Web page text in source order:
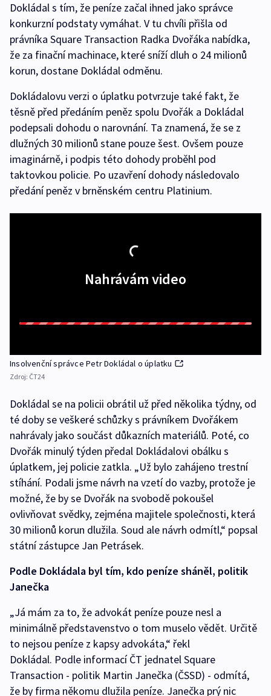
Dokládal s tím, že peníze začal ihned jako správce
konkurzní podstaty vymáhat. V tu chvíli přišla od
právníka Square Transaction Radka Dvořáka nabídka,
že za finační machinace, které sníží dluh o 24 milionů
korun, dostane Dokládal odměnu.
Dokládalovu verzi o úplatku potvrzuje také fakt, že
těsně před předáním peněz spolu Dvořák a Dokládal
podepsali dohodu o narovnání. Ta znamená, že se z
dlužných 30 milionů stane pouze šest. Ovšem pouze
imaginárně, i podpis této dohody proběhl pod
taktovkou policie. Po uzavření dohody následovalo
předání peněz v brněnském centru Platinium.
Nahrávám video
Insolvenční správce Petr Dokládal o úplatku
Zdroj: ČT24
Dokládal se na policii obrátil už před několika týdny, od
té doby se veškeré schůzky s právníkem Dvořákem
nahrávaly jako součást důkazních materiálů. Poté, co
Dvořák minulý týden předal Dokládalovi obálku s
úplatkem, jej policie zatkla. „Už bylo zahájeno trestní
stíhání. Podali jsme návrh na vzetí do vazby, protože je
možné, že by se Dvořák na svobodě pokoušel
ovlivňovat svědky, zejména majitele společnosti, která
30 milionů korun dlužila. Soud ale návrh odmítl,“ popsal
státní zástupce Jan Petrásek.
Podle Dokládala byl tím, kdo peníze sháněl, politik
Janečka
„Já mám za to, že advokát peníze pouze nesl a
minimálně představenstvo o tom muselo vědět. Určitě
to nejsou peníze z kapsy advokáta,“ řekl
Dokládal. Podle informací ČT jednatel Square
Transaction - politik Martin Janečka (ČSSD) - odmítá,
že by firma někomu dlužila peníze. Janečka prý nic